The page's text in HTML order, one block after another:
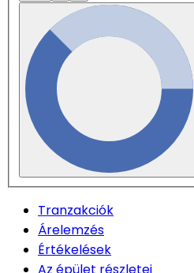
Tranzakciók
Árelemzés
Értékelések